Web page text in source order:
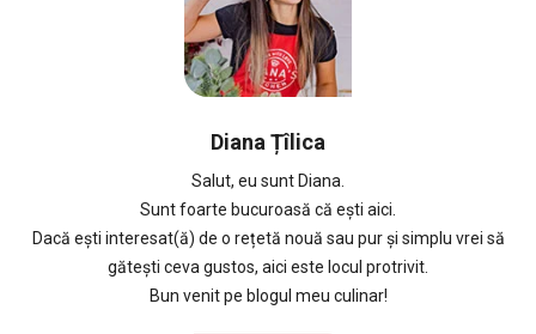
Diana Țîlica
Salut, eu sunt Diana.
Sunt foarte bucuroasă că ești aici.
Dacă ești interesat(ă) de o rețetă nouă sau pur și simplu vrei să
gătești ceva gustos, aici este locul protrivit.
Bun venit pe blogul meu culinar!